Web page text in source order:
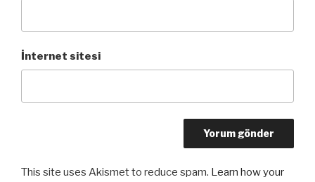
İnternet sitesi
This site uses Akismet to reduce spam. Learn how your